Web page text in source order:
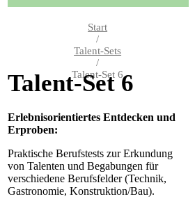
Start
/
Talent-Sets
/
Talent-Set 6
Talent-Set 6
Erlebnisorientiertes Entdecken und
Erproben:
Praktische Berufstests zur Erkundung
von Talenten und Begabungen für
verschiedene Berufsfelder (Technik,
Gastronomie, Konstruktion/Bau).